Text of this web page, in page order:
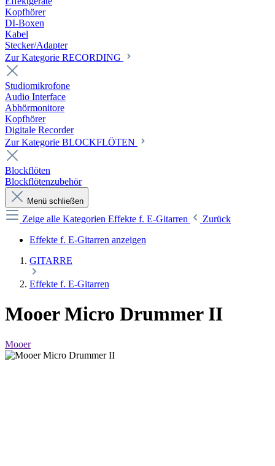
Kopfhörer
DI-Boxen
Kabel
Stecker/Adapter
Zur Kategorie RECORDING
Studiomikrofone
Audio Interface
Abhörmonitore
Kopfhörer
Digitale Recorder
Zur Kategorie BLOCKFLÖTEN
Blockflöten
Blockflötenzubehör
Menü schließen
Zeige alle Kategorien Effekte f. E-Gitarren
Zurück
Effekte f. E-Gitarren anzeigen
GITARRE
Effekte f. E-Gitarren
Mooer Micro Drummer II
Mooer